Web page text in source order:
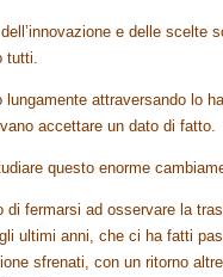
e delle scelte
tutti.
lungamente attraversando lo
accettare un dato di fatto.
questo enorme
di fermarsi ad osservare la
ultimi anni, che ci ha fatti
sfrenati, con un ritorno